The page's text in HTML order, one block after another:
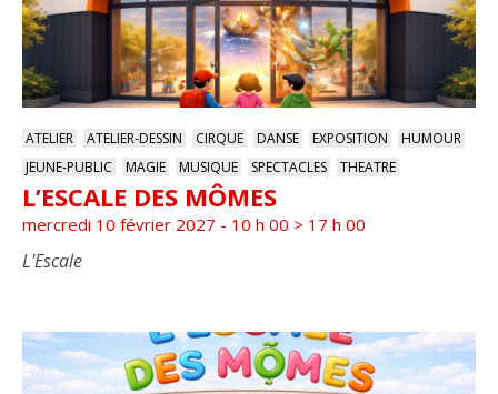
ATELIER ATELIER-DESSIN CIRQUE DANSE EXPOSITION
HUMOUR
JEUNE-PUBLIC
MAGIE MUSIQUE SPECTACLES THEATRE
L’ESCALE DES MÔMES
mercredi 10 février 2027 - 10 h 00 > 17 h 00
L'Escale